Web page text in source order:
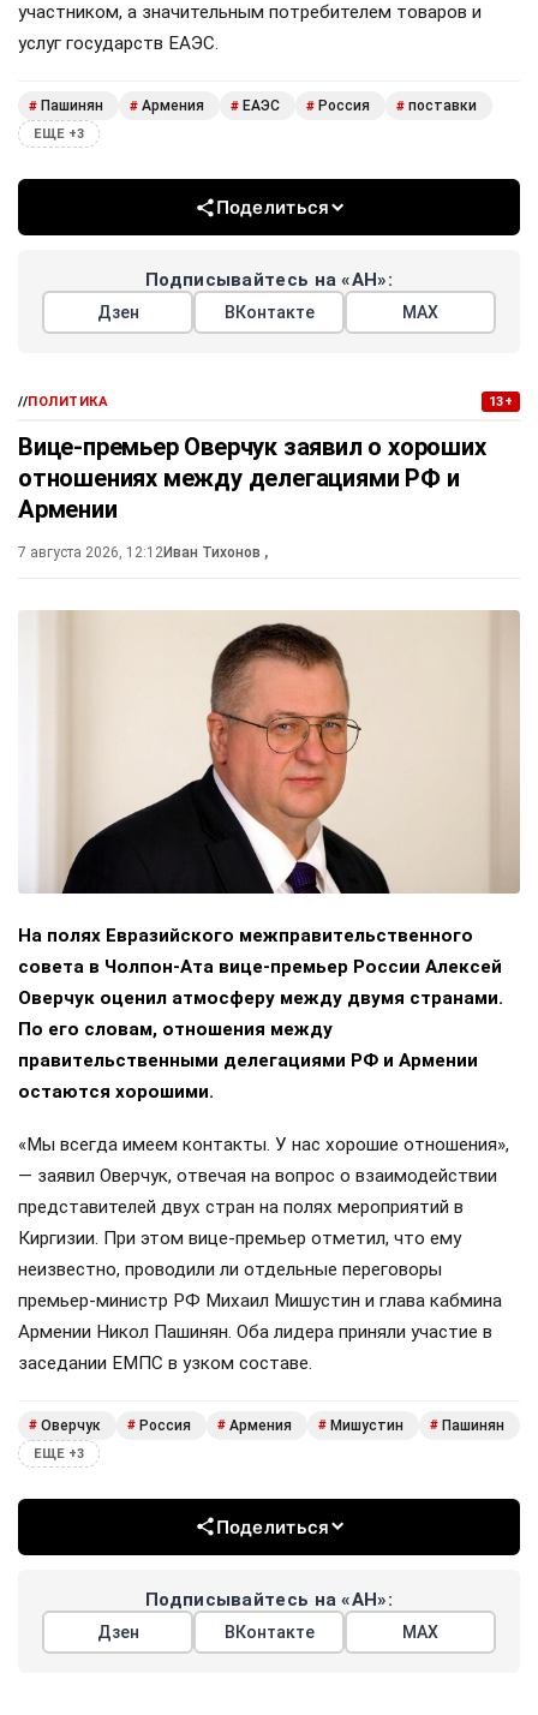
участником, а значительным потребителем товаров и
услуг государств ЕАЭС.
# Пашинян # Армения # ЕАЭС # Россия # поставки
ЕЩЕ +3
Поделиться
Подписывайтесь на «АН»:
Дзен ВКонтакте МАХ
//ПОЛИТИКА 13+
Вице-премьер Оверчук заявил о хороших
отношениях между делегациями РФ и
Армении
7 августа 2026, 12:12Иван Тихонов ,
На полях Евразийского межправительственного
совета в Чолпон-Ата вице-премьер России Алексей
Оверчук оценил атмосферу между двумя странами.
По его словам, отношения между
правительственными делегациями РФ и Армении
остаются хорошими.
«Мы всегда имеем контакты. У нас хорошие отношения»,
— заявил Оверчук, отвечая на вопрос о взаимодействии
представителей двух стран на полях мероприятий в
Киргизии. При этом вице-премьер отметил, что ему
неизвестно, проводили ли отдельные переговоры
премьер-министр РФ Михаил Мишустин и глава кабмина
Армении Никол Пашинян. Оба лидера приняли участие в
заседании ЕМПС в узком составе.
# Оверчук # Россия # Армения # Мишустин # Пашинян
ЕЩЕ +3
Поделиться
Подписывайтесь на «АН»:
Дзен ВКонтакте МАХ